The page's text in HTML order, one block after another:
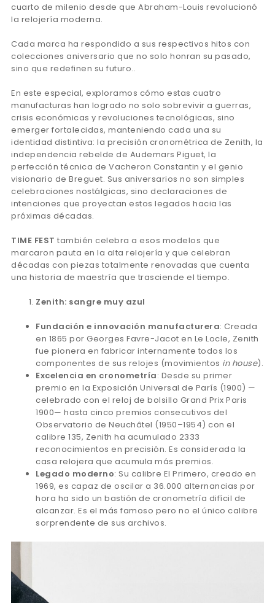
cuarto de milenio desde que Abraham-Louis revolucionó
la relojería moderna.
Cada marca ha respondido a sus respectivos hitos con
colecciones aniversario que no solo honran su pasado,
sino que redefinen su futuro..
En este especial, exploramos cómo estas cuatro
manufacturas han logrado no solo sobrevivir a guerras,
crisis económicas y revoluciones tecnológicas, sino
emerger fortalecidas, manteniendo cada una su
identidad distintiva: la precisión cronométrica de Zenith, la
independencia rebelde de Audemars Piguet, la
perfección técnica de Vacheron Constantin y el genio
visionario de Breguet. Sus aniversarios no son simples
celebraciones nostálgicas, sino declaraciones de
intenciones que proyectan estos legados hacia las
próximas décadas.
TIME FEST también celebra a esos modelos que
marcaron pauta en la alta relojería y que celebran
décadas con piezas totalmente renovadas que cuenta
una historia de maestría que trasciende el tiempo.​​​​​​​​​​​​​​​​
Zenith: sangre muy azul
Fundación e innovación manufacturera: Creada
en 1865 por Georges Favre-Jacot en Le Locle, Zenith
fue pionera en fabricar internamente todos los
componentes de sus relojes (movimientos in house).
Excelencia en cronometría: Desde su primer
premio en la Exposición Universal de París (1900) —
celebrado con el reloj de bolsillo Grand Prix Paris
1900— hasta cinco premios consecutivos del
Observatorio de Neuchâtel (1950–1954) con el
calibre 135, Zenith ha acumulado 2333
reconocimientos en precisión. Es considerada la
casa relojera que acumula más premios.
Legado moderno: Su calibre El Primero, creado en
1969, es capaz de oscilar a 36.000 alternancias por
hora ha sido un bastión de cronometría difícil de
alcanzar. Es el más famoso pero no el único calibre
sorprendente de sus archivos.